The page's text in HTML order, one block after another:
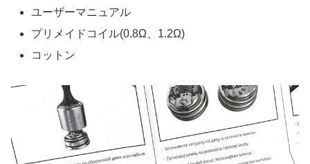
ユーザーマニュアル
プリメイドコイル(0.8Ω、1.2Ω)
コットン